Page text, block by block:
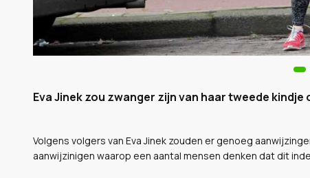
Eva Jinek zou zwanger zijn van haar tweede kindje
Volgens volgers van Eva Jinek zouden er genoeg
aanwijzinigen waarop een aantal mensen denken dat dit